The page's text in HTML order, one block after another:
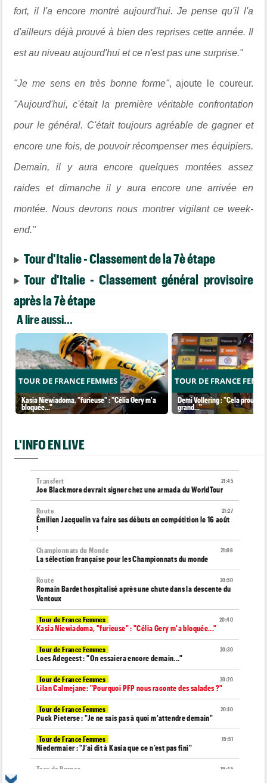
fort, il l'a encore montré aujourd'hui. Je pense qu'il l'a
d'ailleurs déjà prouvé à bien des reprises cette année. Il
est au niveau aujourd'hui et ce n'est pas une surprise."
"Je me sens en très bonne forme", ajoute le coureur.
"Aujourd'hui, c'était la première véritable confrontation
pour le général. C'était toujours agréable de gagner et
encore une fois, de pouvoir récompenser mes équipiers.
Demain, il y aura encore quelques montées assez
raides et dimanche il y aura encore une arrivée en
montée. Nous devrons nous montrer vigilant ce week-
end."
Tour d'Italie - Classement de la 7è étape
Tour d'Italie - Classement général provisoire
après la 7è étape
A lire aussi...
TOUR DE FRANCE FEMMES
Kasia Niewiadoma, "furieuse" : "Célia Gery m'a
bloquée..."
TOUR DE FRANCE
Demi Vollering : "Cela prouve
grand..."
L'INFO EN LIVE
21:45
Transfert
Joe Blackmore devrait signer chez une armada du WorldTour
21:27
Route
Émilien Jacquelin va faire ses débuts en compétition le 16 août
!
21:08
Championnats du Monde
La sélection française pour les Championnats du monde
20:50
Route
Romain Bardet hospitalisé après une chute dans la descente du
Ventoux
20:40
Tour de France Femmes
Kasia Niewiadoma, "furieuse" : "Célia Gery m'a bloquée..."
20:30
Tour de France Femmes
Loes Adegeest : "On essaiera encore demain..."
20:20
Tour de France Femmes
Lilan Calmejane: "Pourquoi PFP nous raconte des salades ?"
20:10
Tour de France Femmes
Puck Pieterse : "Je ne sais pas à quoi m'attendre demain"
19:51
Tour de France Femmes
Niedermaier : "J’ai dit à Kasia que ce n’est pas fini"
19:45
Tour de Burgos